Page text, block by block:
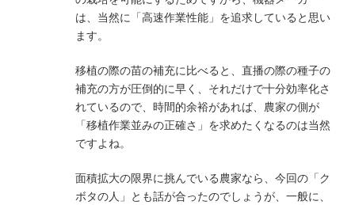
は、当然に「高速作業性能」を追求していると思い
ます。
移植の際の苗の補充に比べると、直播の際の種子の
補充の方が圧倒的に早く、それだけで十分効率化さ
れているので、時間的余裕があれば、農家の側が
「移植作業並みの正確さ」を求めたくなるのは当然
ですよね。
面積拡大の限界に挑んでいる農家なら、今回の「ク
ボタの人」とも話が合ったのでしょうが、一般に、